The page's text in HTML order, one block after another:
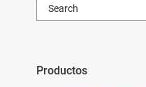
Productos